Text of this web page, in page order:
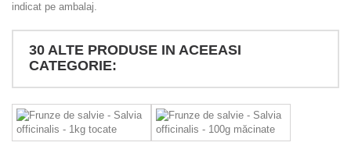
indicat pe ambalaj.
30 ALTE PRODUSE IN ACEEASI
CATEGORIE: